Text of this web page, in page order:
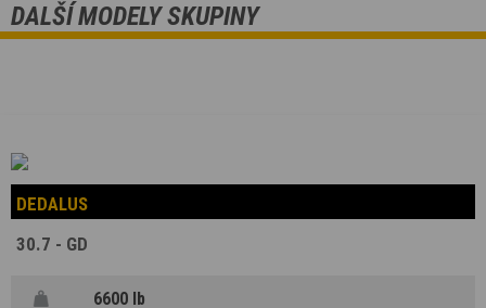
DALŠÍ MODELY SKUPINY
DEDALUS
30.7 - GD
6600 lb